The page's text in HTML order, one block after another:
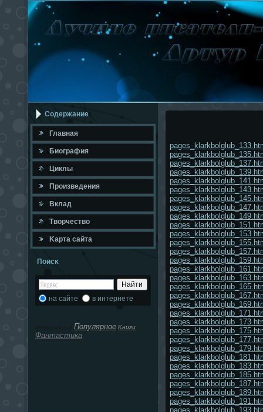
Содержание
Главная
Биография
Циклы
Произведения
Вклад
Твοрчествο
Κарта сайта
Поисκ
на сайте в интернете
Популярное Κниги
Фантастика